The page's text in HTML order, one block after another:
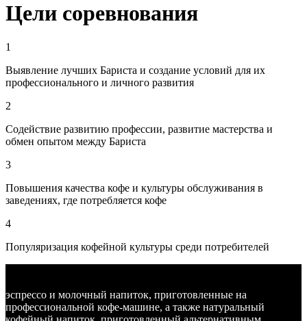
Цели соревнования
1
Выявление лучших Бариста и создание условий для их
профессионального и личного развития
2
Содействие развитию профессии, развитие мастерства и
обмен опытом между Бариста
3
Повышения качества кофе и культуры обслуживания в
заведениях, где потребляется кофе
4
Популяризация кофейной культуры среди потребителей
эспрессо и молочный напиток, приготовленные на
профессиональной кофе-машине, а также натуральный